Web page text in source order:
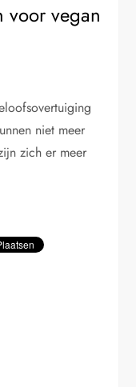
voor vegan
niet meer
zich er meer